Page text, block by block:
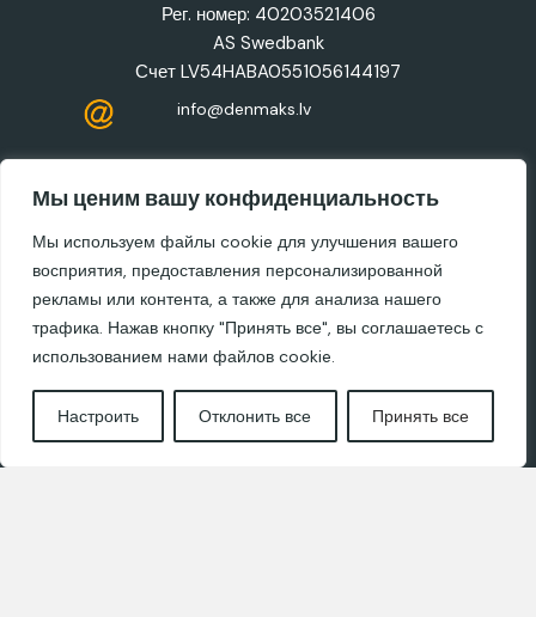
Мы ценим вашу конфиденциальность
Мы используем файлы cookie для улучшения вашего
восприятия, предоставления персонализированной
рекламы или контента, а также для анализа нашего
трафика. Нажав кнопку "Принять все", вы соглашаетесь с
использованием нами файлов cookie.
Настроить Отклонить все Принять все
Рег. номер: 40203521406
AS Swedbank
Счет LV54HABA0551056144197
info@denmaks.lv
Юридический адрес: Zaļā iela 8-41,
Ropaži, LV-2135
Дизайнерам
использования файлов cookie